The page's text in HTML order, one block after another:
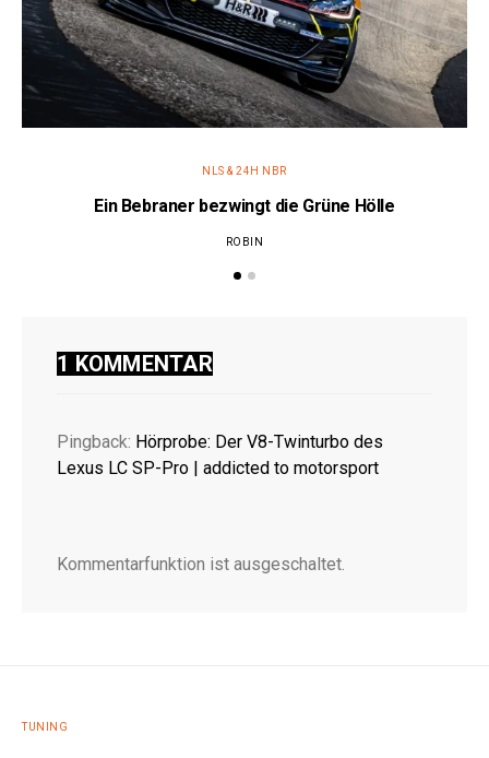
NLS & 24H NBR
Ein Bebraner bezwingt die Grüne Hölle
ROBIN
1 KOMMENTAR
Pingback: Hörprobe: Der V8-Twinturbo des
Lexus LC SP-Pro | addicted to motorsport
Kommentarfunktion ist ausgeschaltet.
TUNING